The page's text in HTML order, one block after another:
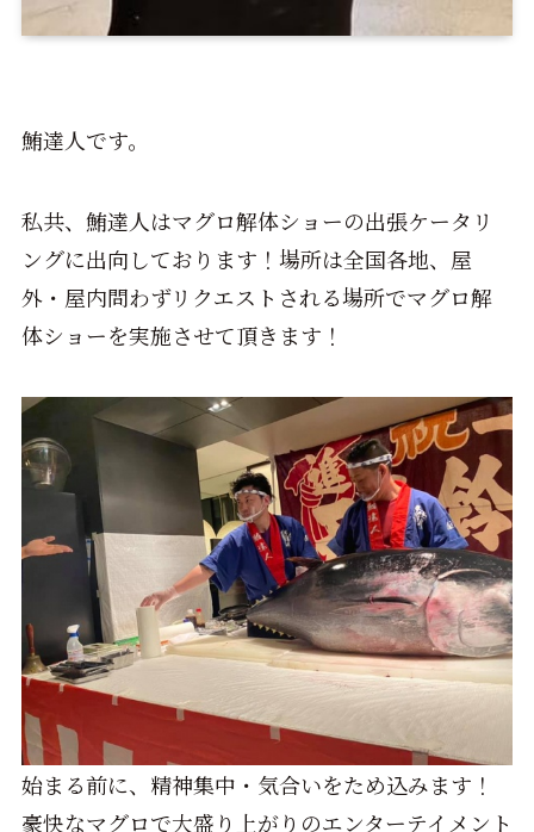
鮪達人です。
私共、鮪達人はマグロ解体ショーの出張ケータリ
ングに出向しております！場所は全国各地、屋
外・屋内問わずリクエストされる場所でマグロ解
体ショーを実施させて頂きます！
始まる前に、精神集中・気合いをため込みます！
豪快なマグロで大盛り上がりのエンターテイメント